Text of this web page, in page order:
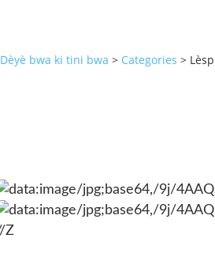
Dèyè bwa ki tini bwa > Categories >